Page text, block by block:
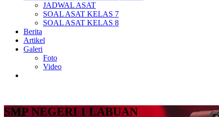
JADWAL ASAT
SOAL ASAT KELAS 7
SOAL ASAT KELAS 8
Berita
Artikel
Galeri
Foto
Video
SMP NEGERI 1 LABUAN